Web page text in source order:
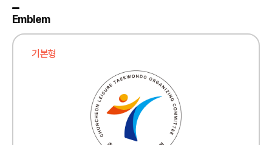
Emblem
기본형